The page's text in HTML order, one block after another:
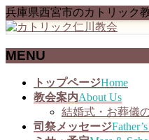
兵庫県西宮市のカトリック
MENU
トップページHome
教会案内About Us
結婚式・お葬儀
司祭メッセージ